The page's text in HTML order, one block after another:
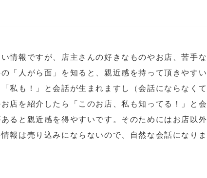
情報ですが、店主さんの好きなものやお店、苦手な
「人がら面」を知ると、親近感を持って頂きやすい
私も！」と会話が生まれますし（会話にならなくて
店を紹介したら「このお店、私も知ってる！」と会
ると親近感を得やすいです。そのためにはお店以外
報は売り込みにならないので、自然な会話になりま